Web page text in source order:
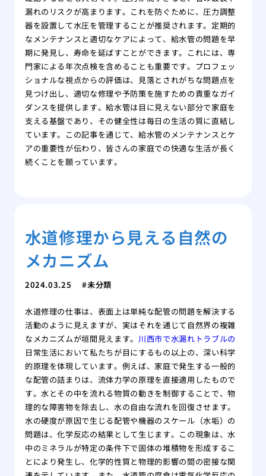
漏れのリスクが高まります。これを防ぐために、圧力調整
器を設置して水圧を管理することが推奨されます。定期的
なメンテナンスと適切なケアによって、給水管の問題を早
期に発見し、寿命を延ばすことができます。これには、専
門家による年次点検を含めることも重要です。プロフェッ
ショナルな視点からの評価は、見落とされがちな問題点を
見つけ出し、適切な修理や予防策を施すための貴重なガイ
ダンスを提供します。給水管は目に見えない部分で家庭を
支える基盤であり、その健全性は毎日の生活の質に直結し
ています。この記事を通じて、給水管のメンテナンスとケ
アの重要性が伝わり、皆さんの家庭での快適な生活が長く
続くことを願っています。
水道修理から見える自然の
メカニズム
2024.03.25 未分類
水道修理の仕事は、表面上は単純な配管の問題を解決する
活動のように見えますが、実はそれを通じて自然界の複雑
なメカニズムが垣間見えます。 川西市で水漏れトラブルの
日常生活において私たちが目にするもの以上の、深い科学
的原理を体現しています。例えば、家庭で発生する一般的
な配管の詰まりは、流体力学の原理を直接適用したもので
す。水とその中を流れる物質の動きを制御することで、物
理的な障害物を除去し、水の自由な流れを回復させます。
水の硬度が原因で生じる配管や機器のスケール（水垢）の
問題は、化学反応の結果として生じます。この現象は、水
中のミネラルが特定の条件下で固体の堆積物を形成するこ
とにより発生し、化学的性質と物理的影響の間の密接な関